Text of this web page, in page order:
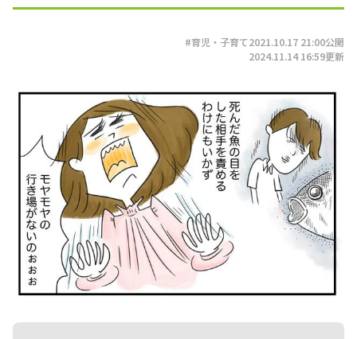
#育児・子育て2021.10.17 21:00公開
2024.11.14 16:59更新